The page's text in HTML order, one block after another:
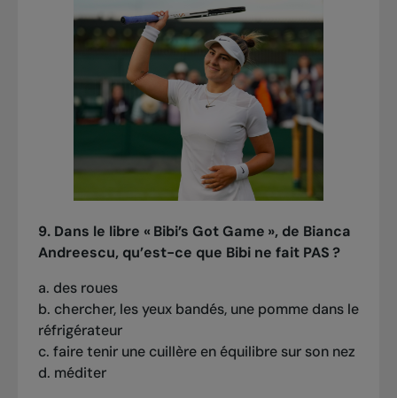
9. Dans le libre « Bibi’s Got Game », de Bianca
Andreescu, qu’est-ce que Bibi ne fait PAS ?
a. des roues
b. chercher, les yeux bandés, une pomme dans le
réfrigérateur
c. faire tenir une cuillère en équilibre sur son nez
d. méditer